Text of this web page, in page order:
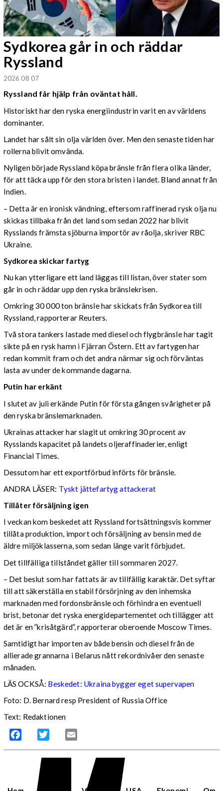
Sydkorea går in och räddar
Ryssland
2026 08 07
Ryssland får hjälp från oväntat håll.
Historiskt har den ryska energiindustrin varit en av världens
dominanter.
Landet har sålt sin olja världen över. Men den senaste tiden har
rollerna blivit omvända.
Nyligen började Ryssland köpa bränsle från flera olika länder,
för att täcka upp för den stora bristen i landet. Bland annat från
Indien.
– Detta är en ironisk vändning, eftersom raffinerad rysk olja nu
skickas tillbaka från det land som sedan 2022 har blivit
Rysslands främsta sjöburna importör av råolja, skriver RBC
Ukraine.
Sydkorea skickar fartyg
Nu kan ytterligare ett land läggas till listan, över stater som
går in och räddar upp den ryska bränslekrisen.
Omkring 30 000 ton bränsle har skickats från Sydkorea till
Ryssland, rapporterar Reuters.
Två stora tankers lastade med diesel och flygbränsle har tagit
sikte på en rysk hamn i Fjärran Östern. Ett av fartygen har
redan kommit fram och det andra närmar sig och förväntas
lasta av under de kommande dagarna.
Putin har erkänt
I slutet av juli erkände Putin för första gången svårigheter på
den ryska bränslemarknaden.
Ukrainas attacker har slagit ut omkring 30 procent av
Rysslands kapacitet på landets oljeraffinaderier, enligt
Financial Times.
Dessutom har ett exportförbud införts för bränsle.
ANDRA LÄSER: Tyskt jättefartyg attackerat
Tillåter försäljning igen
I veckan kom beskedet att Ryssland fortsättningsvis kommer
tillåta produktion, import och försäljning av bensin med de
äldre miljöklasserna, som sedan länge varit förbjudet.
Det tillfälliga tillståndet gäller till sommaren 2027.
– Det beslut som har fattats är av tillfällig karaktär. Det syftar
till att säkerställa en stabil försörjning av den inhemska
marknaden med fordonsbränsle och förhindra en eventuell
brist, betonar det ryska energidepartementet och tillägger att
det är en ”krisåtgärd”, rapporterar oberoende Moscow Times.
Samtidigt har importen av både bensin och diesel från de
allierade grannarna i Belarus nått rekordnivåer den senaste
månaden.
LÄS OCKSÅ: Beskedet: Ukraina bygger eget supervapen
Foto: D. Bernard resp President of Russia Office
Text: Redaktionen
Facebook Twitter